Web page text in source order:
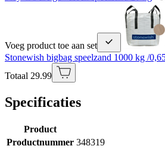
Voeg product toe aan set
Stonewish bigbag speelzand 1000 kg /
Totaal 29.99
Specificaties
Product
Productnummer 348319